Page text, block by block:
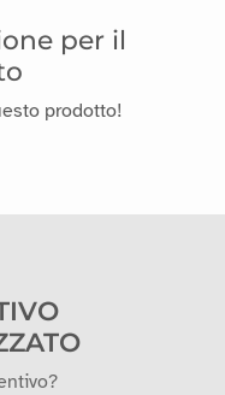
per il
prodotto!